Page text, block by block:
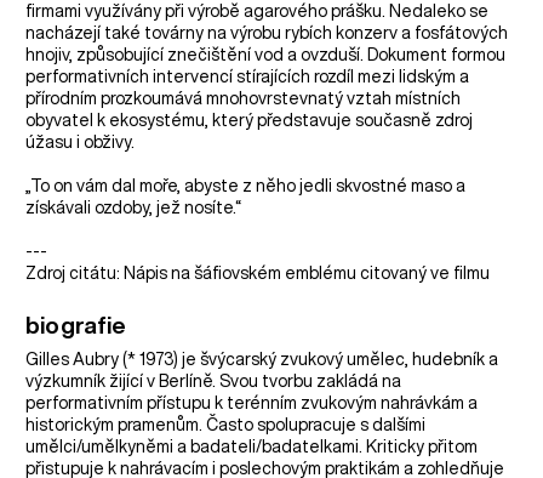
firmami využívány při výrobě agarového prášku. Nedaleko se
nacházejí také továrny na výrobu rybích konzerv a fosfátových
hnojiv, způsobující znečištění vod a ovzduší. Dokument formou
performativních intervencí stírajících rozdíl mezi lidským a
přírodním prozkoumává mnohovrstevnatý vztah místních
obyvatel k ekosystému, který představuje současně zdroj
úžasu i obživy.
„To on vám dal moře, abyste z něho jedli skvostné maso a
získávali ozdoby, jež nosíte.“
---
Zdroj citátu: Nápis na šáfiovském emblému citovaný ve filmu
biografie
Gilles Aubry (* 1973) je švýcarský zvukový umělec, hudebník a
výzkumník žijící v Berlíně. Svou tvorbu zakládá na
performativním přístupu k terénním zvukovým nahrávkám a
historickým pramenům. Často spolupracuje s dalšími
umělci/umělkyněmi a badateli/badatelkami. Kriticky přitom
přistupuje k nahrávacím i poslechovým praktikám a zohledňuje